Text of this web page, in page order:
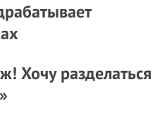
Хочу разделаться